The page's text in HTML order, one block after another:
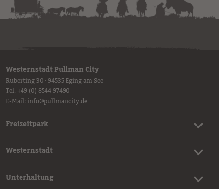
Westernstadt Pullman City
Ruberting 30 · 94535 Eging am See
Tel. +49 (0) 8544 97490
E-Mail:info@pullmancity.de
Freizeitpark
Westernstadt
Unterhaltung